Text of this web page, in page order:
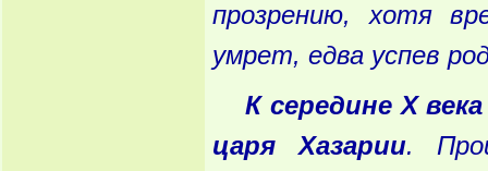
прозрению, хотя
умрет, едва успев
КсерединеХвека
царя Хазарии.